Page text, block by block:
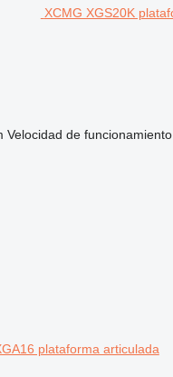
XCMG XGS20K
Velocidad de funcionamiento
plataforma articulada